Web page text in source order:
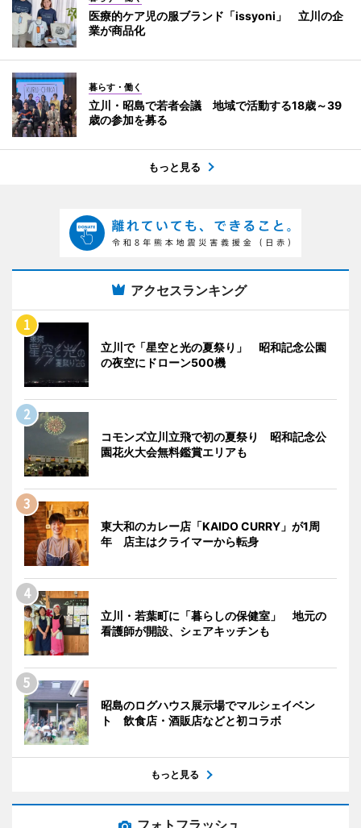
医療的ケア児の服ブランド「issyoni」 立川の企
業が商品化
暮らす・働く
立川・昭島で若者会議 地域で活動する18歳～39
歳の参加を募る
もっと見る
アクセスランキング
立川で「星空と光の夏祭り」 昭和記念公園
の夜空にドローン500機
コモンズ立川立飛で初の夏祭り 昭和記念公
園花火大会無料鑑賞エリアも
東大和のカレー店「KAIDO CURRY」が1周
年 店主はクライマーから転身
立川・若葉町に「暮らしの保健室」 地元の
看護師が開設、シェアキッチンも
昭島のログハウス展示場でマルシェイベン
ト 飲食店・酒販店などと初コラボ
もっと見る